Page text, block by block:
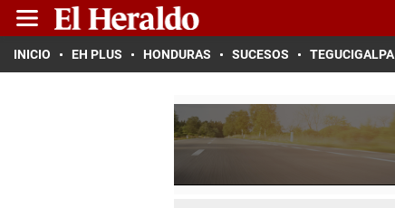
INICIO EH PLUS HONDURAS SUCESOS TEGUCIGALPA